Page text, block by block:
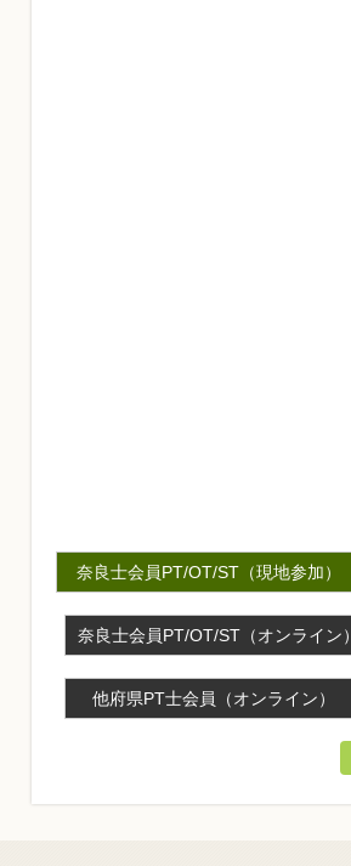
奈良士会員PT/OT/ST（現地参加）
奈良士会員PT/OT/ST（オンライン）
他府県PT士会員（オンライン）